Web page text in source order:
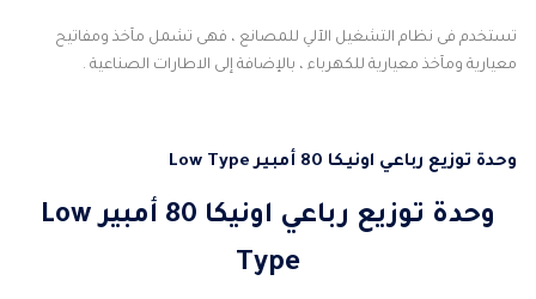
تستخدم فى نظام التشغيل الآلي للمصانع ، فهى تشمل مآخذ ومفاتيح
معيارية ومآخذ معيارية للكهرباء ، بالإضافة إلى الاطارات الصناعية .
وحدة توزيع رباعي اونيكا 80 أمبير Low Type
وحدة توزيع رباعي اونيكا 80 أمبير Low
Type